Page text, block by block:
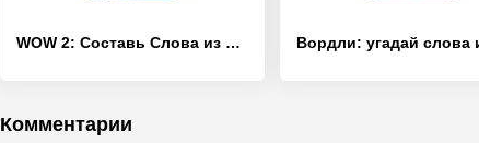
WOW 2: Составь Слова из Букв - [Взлом/МОД Бесконечные деньги]
Комментарии